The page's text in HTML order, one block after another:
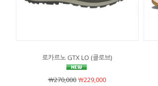
로카르노 GTX LO (클로브)
￦270,000￦229,000